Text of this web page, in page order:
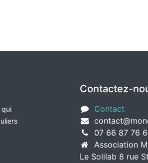
qui
Contactez-
Contact
07 66 87 76
Association
Le Solilab 8 rue